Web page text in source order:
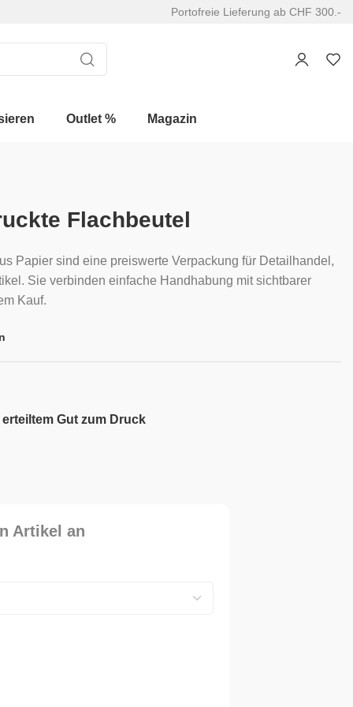
Portofreie Lieferung ab CHF 300.-
Outlet % Magazin
Flachbeutel
Papier sind eine preiswerte Verpackung für Detailhandel,
Sie verbinden einfache Handhabung mit sichtbarer
Kauf.
Gut zum Druck
Artikel an